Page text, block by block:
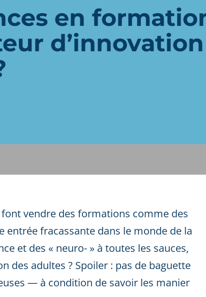
en
d’innovation
vendre des formations comme des
fracassante dans le monde de la
et des « neuro- » à toutes les sauces,
des adultes ? Spoiler : pas de baguette
— à condition de savoir les manier